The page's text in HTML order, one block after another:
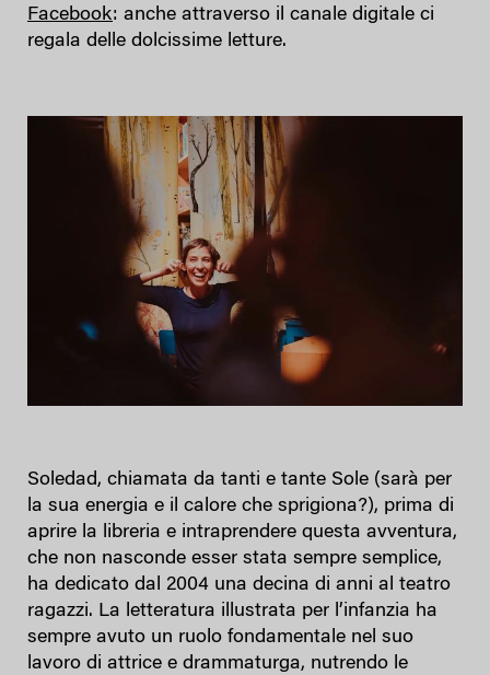
Facebook: anche attraverso il canale digitale ci
regala delle dolcissime letture.
Soledad, chiamata da tanti e tante Sole (sarà per
la sua energia e il calore che sprigiona?), prima di
aprire la libreria e intraprendere questa avventura,
che non nasconde esser stata sempre semplice,
ha dedicato dal 2004 una decina di anni al teatro
ragazzi. La letteratura illustrata per l’infanzia ha
sempre avuto un ruolo fondamentale nel suo
lavoro di attrice e drammaturga, nutrendo le